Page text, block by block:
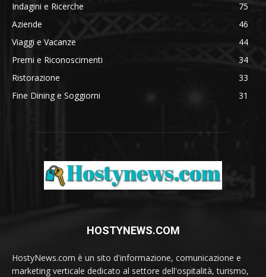
Indagini e Ricerche
75
Aziende
46
Viaggi e Vacanze
44
Premi e Riconoscimenti
34
Ristorazione
33
Fine Dining e Soggiorni
31
HOSTYNEWS.COM
HostyNews.com è un sito d'informazione, comunicazione e
marketing verticale dedicato al settore dell'ospitalità, turismo,